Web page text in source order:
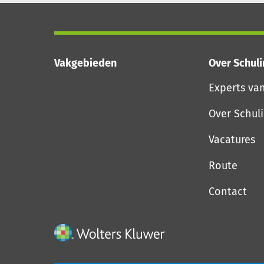
Vakgebieden
Over
Experts
Over
Vacatures
Route
Contact